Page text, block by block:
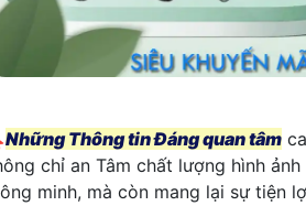
Những Thông tin Đáng quan tâm
chỉ an Tâm chất lượng hình
minh, mà còn mang lại sự tiện